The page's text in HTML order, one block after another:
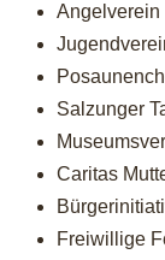
Angelverein
Salzunger
Caritas
Freiwillige